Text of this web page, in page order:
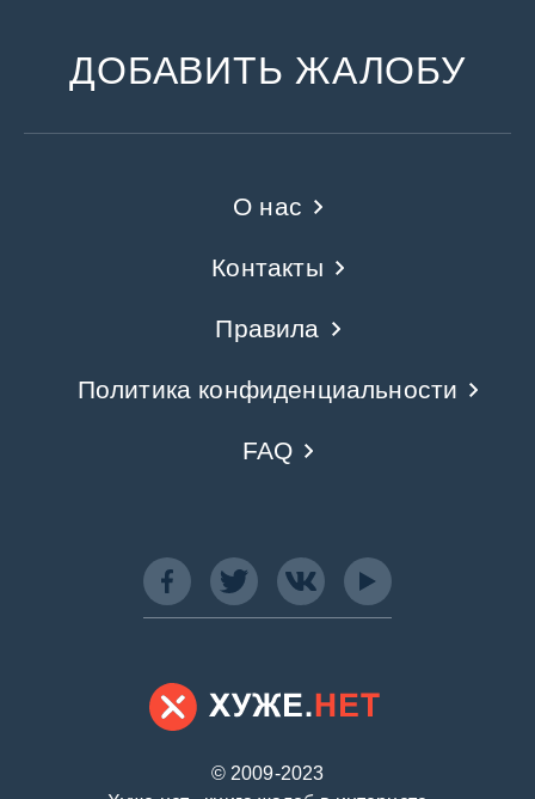
ДОБАВИТЬ ЖАЛОБУ
© 2009-2023
О нас
Контакты
Правила
Политика конфиденциальности
FAQ